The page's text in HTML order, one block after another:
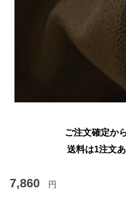
ご注文確定か
送料は1注文
7,860 円